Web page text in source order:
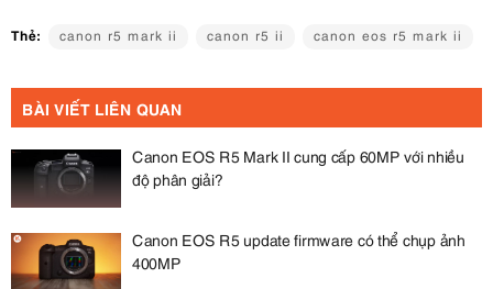
Thẻ: canon r5 mark ii canon r5 ii canon eos r5 mark ii
BÀI VIẾT LIÊN QUAN
Canon EOS R5 Mark II cung cấp 60MP với nhiều
độ phân giải?
Canon EOS R5 update firmware có thể chụp ảnh
400MP